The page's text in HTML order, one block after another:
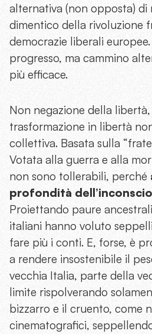
alternativa (non opposta) di
dimentico della rivoluzione
democrazie liberali
progresso, ma cammino
più efficace.
Non negazione della libertà,
trasformazione in libertà
collettiva. Basata sulla
Votata alla guerra e alla
non sono tollerabili, perché
profondità
Proiettando paure
italiani hanno voluto
fare più i conti. E, forse, è
a rendere insostenibile il
vecchia Italia, parte della
limite rispolverando
bizzarro e il cruento, come
cinematografici,